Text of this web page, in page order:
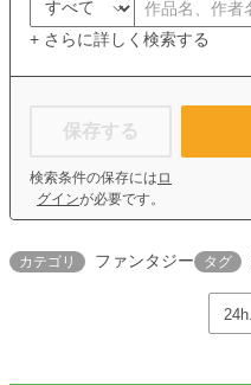
+ さらに詳しく検索する
保存する
検索条件の保存には ロ
グインが必要です。
カテゴリ ファンタジー タグ